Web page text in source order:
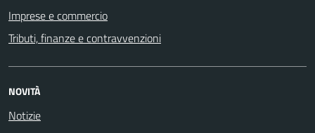
Imprese e commercio
Tributi, finanze e contravvenzioni
NOVITÀ
Notizie